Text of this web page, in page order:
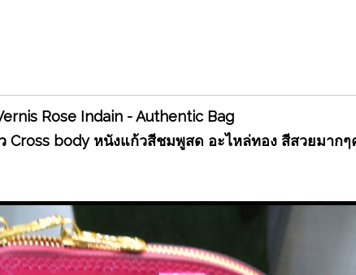
Rose Indain - Authentic Bag
Cross body หนังแก้วสีชมพูสด อะไหล่ทอง สีสวยมากๆ